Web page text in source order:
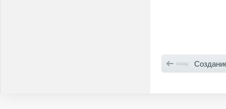
назад Создание